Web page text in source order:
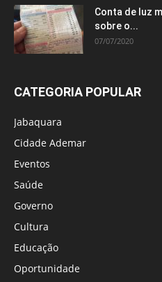
Conta de luz
sobre o...
07/07/2020
CATEGORIA POPULAR
Jabaquara
Cidade Ademar
Eventos
Saúde
Governo
Cultura
Educação
Oportunidade